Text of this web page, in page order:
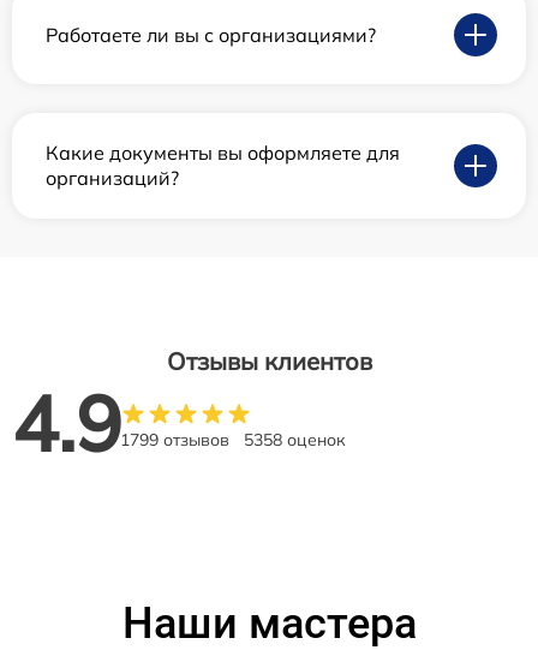
Работаете ли вы с организациями?
Какие документы вы оформляете для
организаций?
Отзывы клиентов
4.91799 отзывов 5358 оценок
Наши мастера